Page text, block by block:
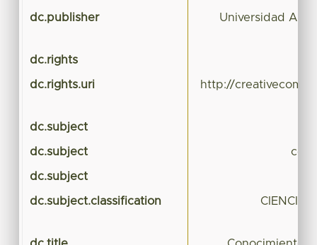
dc.publisher Universidad
dc.rights
dc.rights.uri http://
dc.subject
dc.subject
dc.subject
dc.subject.classification